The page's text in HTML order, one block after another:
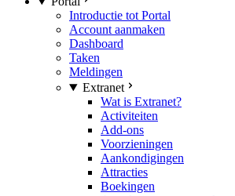
Introductie tot Portal
Account aanmaken
Dashboard
Taken
Meldingen
Extranet
Wat is Extranet?
Activiteiten
Add-ons
Voorzieningen
Aankondigingen
Attracties
Boekingen